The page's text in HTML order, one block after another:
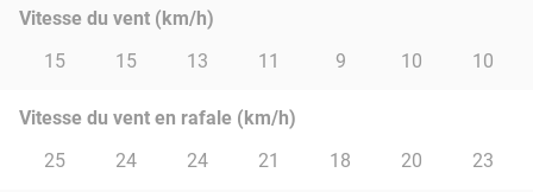
Vitesse du vent (km/h)
15
15 13 11 9 10 10
Vitesse du vent en rafale (km/h)
25
24 24 21 18 20 23